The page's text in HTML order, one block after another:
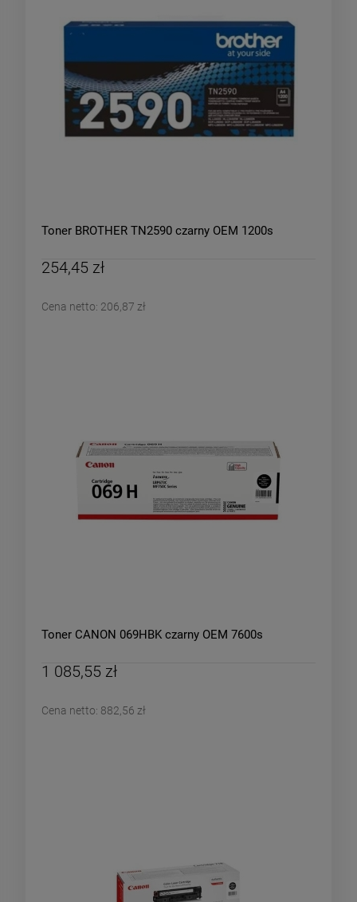
Toner BROTHER TN2590 czarny OEM 1200s
254,45 zł
Cena netto: 206,87 zł
Toner CANON 069HBK czarny OEM 7600s
1 085,55 zł
Cena netto: 882,56 zł